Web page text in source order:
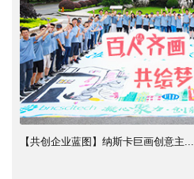
【共创企业蓝图】纳斯卡巨画创意主...